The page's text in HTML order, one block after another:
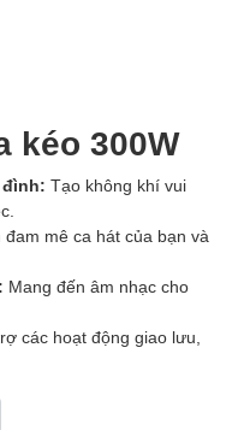
kéo 300W
Tạo không khí vui
mê ca hát của bạn và
Mang đến âm nhạc cho
các hoạt động giao lưu,